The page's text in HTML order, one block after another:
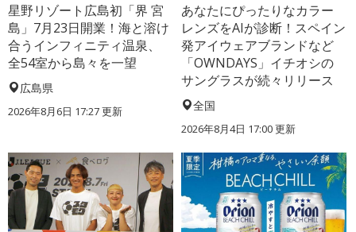
星野リゾート広島初「界 宮
島」7月23日開業！海と溶け
合うインフィニティ温泉、
全54室から島々を一望
広島県
2026年8月6日 17:27更新
あなたにぴったりなカラー
レンズをAIが診断！スペイン
発アイウェアブランドなど
「OWNDAYS」イチオシの
サングラスが続々リリース
全国
2026年8月4日 17:00更新